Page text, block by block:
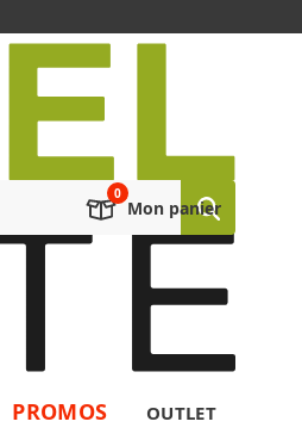
Mon panier
PROMOS OUTLET